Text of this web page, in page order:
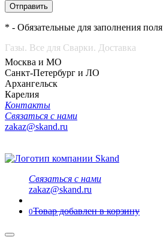
Отправить
* - Обязательные для заполнения поля
Газы. Все для Сварки. Доставка
Москва и МО
Санкт-Петербург и ЛО
Архангельск
Карелия
Контакты
Связаться с нами
zakaz@skand.ru
Связаться с нами
zakaz@skand.ru
0Товар добавлен в корзину